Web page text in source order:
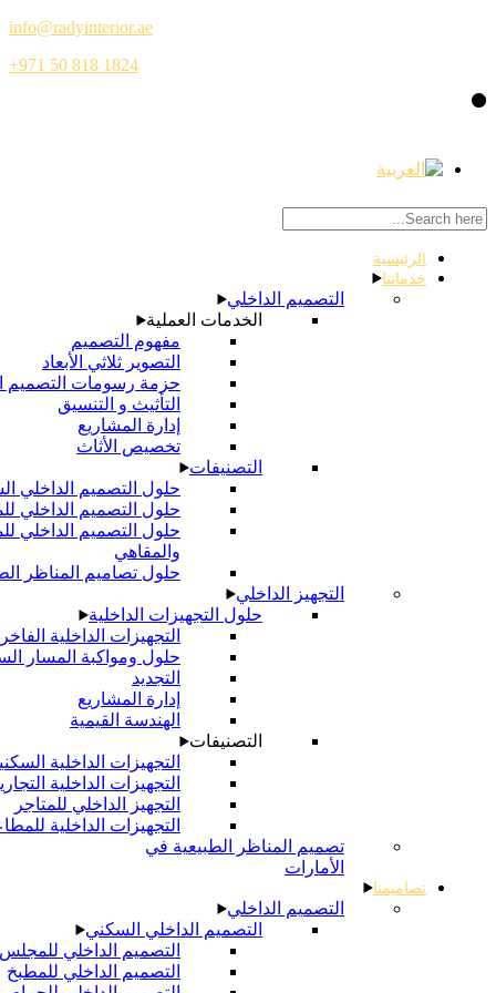
info@radyinterior.ae
+971 50 818 1824
التصميم الداخلي
الخدمات العملية
مفهوم التصميم
التصوير ثلاثي الأبعاد
حزمة رسومات التصميم الداخلي
التأثيث و التنسيق
إدارة المشاريع
تخصيص الأثاث
التصنيفات
حلول التصميم الداخلي السكني
حلول التصميم الداخلي للمتاجر
حلول التصميم الداخلي للمطاعم
حلول تصاميم المناظر الطبيعية
التجهيز الداخلي
حلول التجهيزات الداخلية
التجهيزات الداخلية الفاخرة
حلول ومواكبة المسار السريع
إدارة المشاريع
الهندسة القيمية
التصنيفات
التجهيزات الداخلية السكنية
التجهيزات الداخلية التجارية
التجهيز الداخلي للمتاجر
التجهيزات الداخلية للمطاعم
تصميم المناظر الطبيعية في
التصميم الداخلي
التصميم الداخلي السكني
التصميم الداخلي للمجلس
التصميم الداخلي للمطبخ